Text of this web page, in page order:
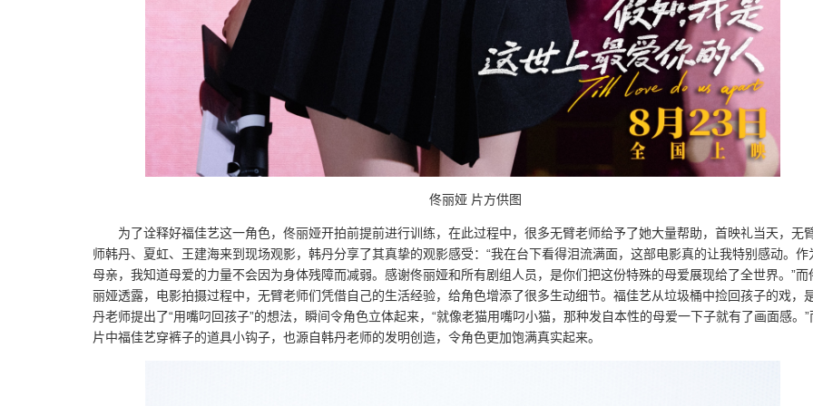
佟丽娅 片方供图
为了诠释好福佳艺这一角色，佟丽娅开拍前提前进行训练，在此过程中，很多无臂老师给予了她大量帮助，首映礼当天，无
师韩丹、夏虹、王建海来到现场观影，韩丹分享了其真挚的观影感受：“我在台下看得泪流满面，这部电影真的让我特别感动。作
母亲，我知道母爱的力量不会因为身体残障而减弱。感谢佟丽娅和所有剧组人员，是你们把这份特殊的母爱展现给了全世界。”而
丽娅透露，电影拍摄过程中，无臂老师们凭借自己的生活经验，给角色增添了很多生动细节。福佳艺从垃圾桶中捡回孩子的戏，
丹老师提出了“用嘴叼回孩子”的想法，瞬间令角色立体起来，“就像老猫用嘴叼小猫，那种发自本性的母爱一下子就有了画面感。”
片中福佳艺穿裤子的道具小钩子，也源自韩丹老师的发明创造，令角色更加饱满真实起来。